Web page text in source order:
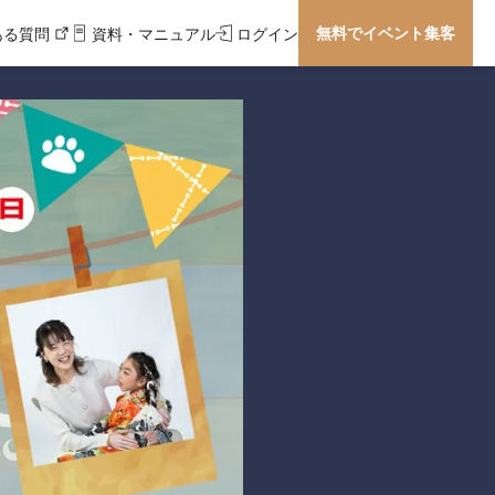
質問 資料・マニュアル ログイン 無料でイベント集客